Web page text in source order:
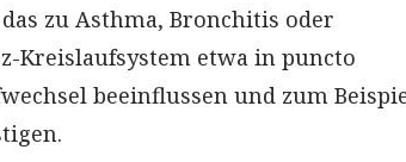
zu Asthma, Bronchitis oder
Kreislaufsystem etwa in puncto
beeinflussen und zum